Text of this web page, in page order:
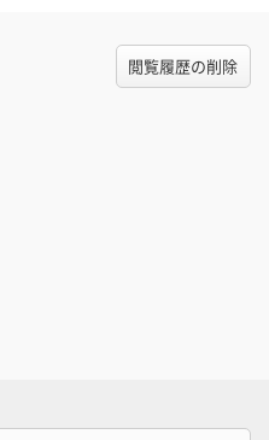
閲覧履歴の削除